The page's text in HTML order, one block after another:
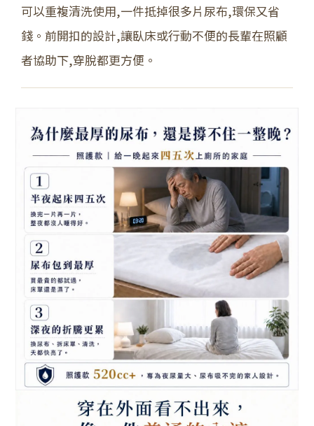
可以重複清洗使用,一件抵掉很多片尿布,環保又省
錢。前開扣的設計,讓臥床或行動不便的長輩在照顧
者協助下,穿脫都更方便。